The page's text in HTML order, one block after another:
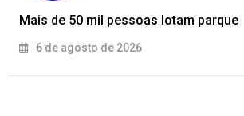
Mais de 50 mil pessoas lotam parque
6 de agosto de 2026